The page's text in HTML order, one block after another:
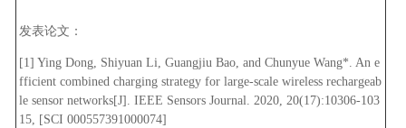
发表论文：
[1] Ying Dong, Shiyuan Li, Guangjiu Bao, and Chunyue Wang*. An e
fficient combined charging strategy for large-scale wireless rechargeab
le sensor networks[J]. IEEE Sensors Journal. 2020, 20(17):10306-103
15, [SCI 000557391000074]